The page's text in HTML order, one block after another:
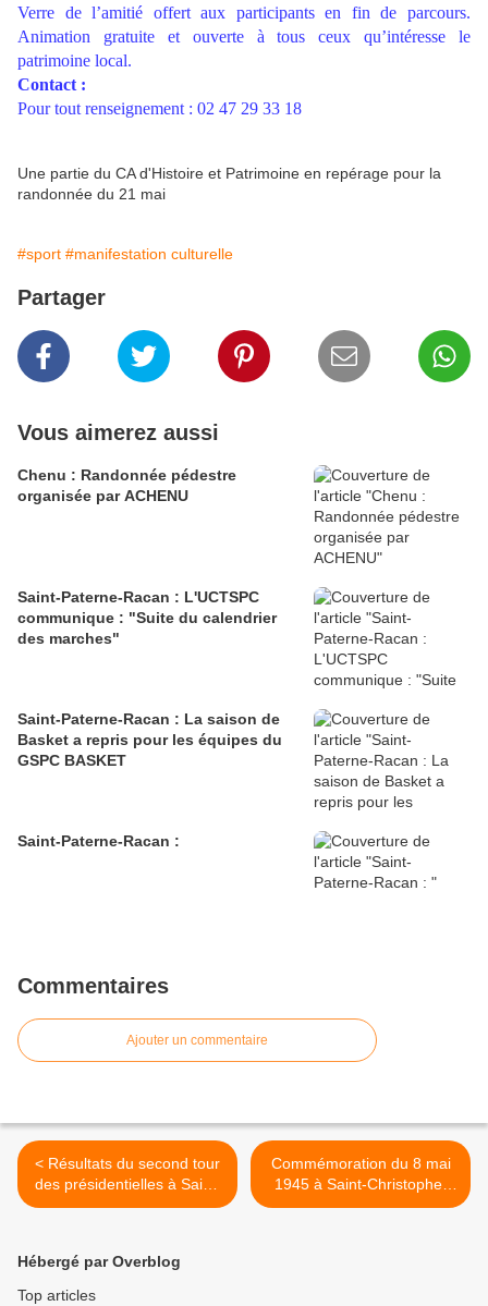
Verre de l’amitié offert aux participants en fin de parcours.
Animation gratuite et ouverte à tous ceux qu’intéresse le
patrimoine local.
Contact :
Pour tout renseignement : 02 47 29 33 18
Une partie du CA d'Histoire et Patrimoine en repérage pour la
randonnée du 21 mai
#sport #manifestation culturelle
Partager
Vous aimerez aussi
Chenu : Randonnée pédestre
organisée par ACHENU
Saint-Paterne-Racan : L'UCTSPC
communique : "Suite du calendrier
des marches"
Saint-Paterne-Racan : La saison de
Basket a repris pour les équipes du
GSPC BASKET
Saint-Paterne-Racan :
Commentaires
Ajouter un commentaire
< Résultats du second tour
des présidentielles à Saint-
Christophe-sur-le-Nais
Commémoration du 8 mai
1945 à Saint-Christophe-
sur-le-Nais >
Hébergé par Overblog
Top articles